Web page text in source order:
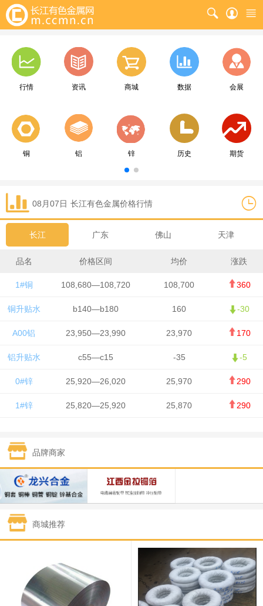
行情 资讯 商城 数据 会展
铜 铝 锌 历史 期货
08月07日 长江有色金属价格行情
长江 广东 佛山 天津
品名 价格区间 均价 涨跌
1#铜 108,680—108,720 108,700 360
铜升贴水 b140—b180 160 -30
A00铝 23,950—23,990 23,970 170
铝升贴水 c55—c15 -35 -5
0#锌 25,920—26,020 25,970 290
1#锌 25,820—25,920 25,870 290
1#锡 434,000—436,000
1#镍 129,550—130,750
1#白银 15,100—15,110 15,105 -70
钯金
331,000 -10,000
89,000—95,000 92,000 1,000
2#锑 85,000—91,000 88,000 1,000
品牌商家
商城推荐